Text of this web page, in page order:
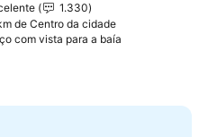
1.330
de Centro da cidade
com vista para a baía